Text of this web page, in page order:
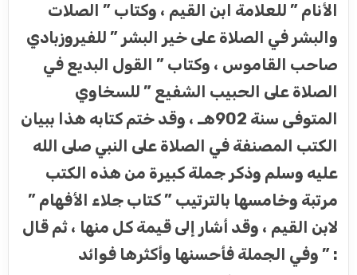
الأنام ” للعلامة ابن القيم ، وكتاب ” الصلات
والبشر في الصلاة على خير البشر ” للفيروزبادي
صاحب القاموس ، وكتاب ” القول البديع في
الصلاة على الحبيب الشفيع ” للسخاوي
المتوفى سنة 902هـ ، وقد ختم كتابه هذا ببيان
الكتب المصنفة في الصلاة على النبي صلى الله
عليه وسلم وذكر جملة كبيرة من هذه الكتب
مرتبة وخامسها بالترتيب ” كتاب جلاء الأفهام ”
لابن القيم ، وقد أشار إلى قيمة كل منها ، ثم قال
: ” وفي الجملة فأحسنها وأكثرها فوائد